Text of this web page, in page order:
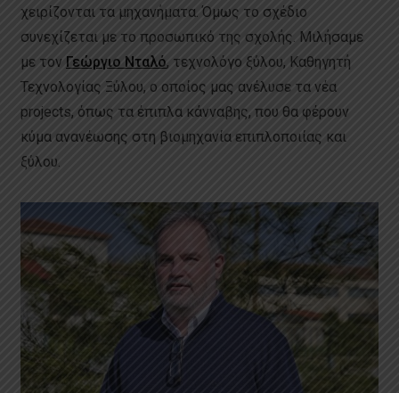
χειρίζονται τα μηχανήματα. Όμως το σχέδιο
συνεχίζεται με το προσωπικό της σχολής. Μιλήσαμε
με τον Γεώργιο Νταλό, τεχνολόγο ξύλου, Καθηγητή
Τεχνολογίας Ξύλου, ο οποίος μας ανέλυσε τα νέα
projects, όπως τα έπιπλα κάνναβης, που θα φέρουν
κύμα ανανέωσης στη βιομηχανία επιπλοποιίας και
ξύλου.